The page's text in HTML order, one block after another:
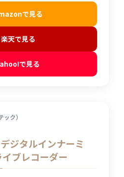
で見る
楽天で見る
で見る
ク）
ジタルインナーミ
ブレコーダー